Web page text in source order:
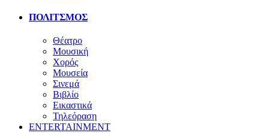
ΠΟΛΙΤΣΜΟΣ
Θέατρο
Μουσική
Χορός
Μουσεία
Σινεμά
Βιβλίο
Εικαστικά
Τηλεόραση
ENTERTAINMENT